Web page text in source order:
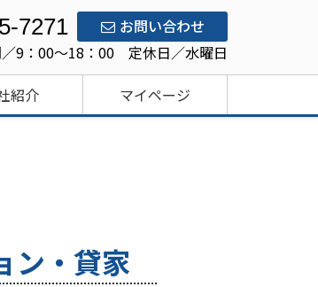
7271
お問い合わせ
9：00～18：00 定休日／水曜日
紹介 マイページ
ン・貸家